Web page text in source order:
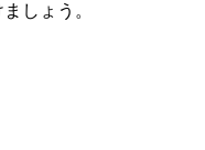
しょう。